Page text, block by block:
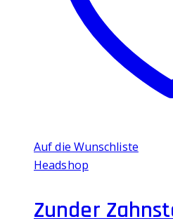
Auf die Wunschliste
Headshop
Zunder